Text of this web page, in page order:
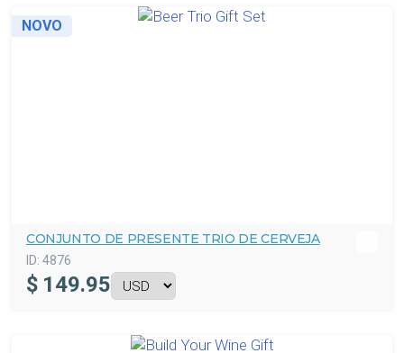
NOVO
CONJUNTO DE PRESENTE TRIO DE CERVEJA
ID: 4876
$ 149.95